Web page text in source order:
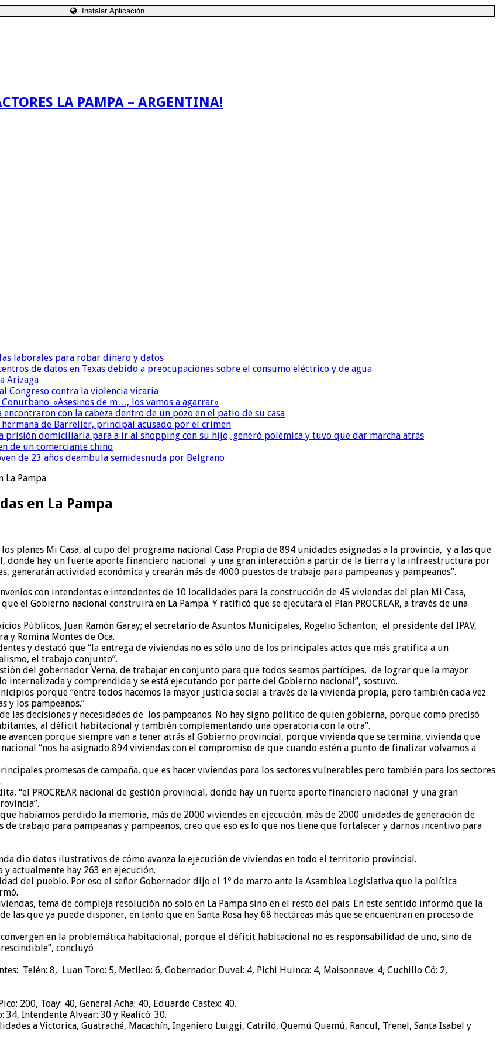
Instalar Aplicación
LA PAMPA – ARGENTINA!
laborales para robar dinero y datos
de datos en Texas debido a preocupaciones sobre el consumo eléctrico y de agua
Arizaga
Congreso contra la violencia vicaria
«Asesinos de m…, los vamos a agarrar»
con la cabeza dentro de un pozo en el patio de su casa
de Barrelier, principal acusado por el crimen
prisión domiciliaria para a ir al shopping con su hijo, generó polémica y tuvo que dar marcha atrás
de un comerciante chino
de 23 años deambula semidesnuda por Belgrano
La Pampa
en La Pampa
planes Mi Casa, al cupo del programa nacional Casa Propia de 894 unidades asignadas a la provincia, y a las que
donde hay un fuerte aporte financiero nacional y una gran interacción a partir de la tierra y la infraestructura por
actividad económica y crearán más de 4000 puestos de trabajo para pampeanas y pampeanos”.
con intendentas e intendentes de 10 localidades para la construcción de 45 viviendas del plan Mi Casa,
el Gobierno nacional construirá en La Pampa. Y ratificó que se ejecutará el Plan PROCREAR, a través de una
Públicos, Juan Ramón Garay; el secretario de Asuntos Municipales, Rogelio Schanton; el presidente del IPAV,
y Romina Montes de Oca.
y destacó que “la entrega de viviendas no es sólo uno de los principales actos que más gratifica a un
el trabajo conjunto”.
del gobernador Verna, de trabajar en conjunto para que todos seamos partícipes, de lograr que la mayor
internalizada y comprendida y se está ejecutando por parte del Gobierno nacional”, sostuvo.
porque “entre todos hacemos la mayor justicia social a través de la vivienda propia, pero también cada vez
y los pampeanos.”
las decisiones y necesidades de los pampeanos. No hay signo político de quien gobierna, porque como precisó
al déficit habitacional y también complementando una operatoria con la otra”.
avancen porque siempre van a tener atrás al Gobierno provincial, porque vivienda que se termina, vivienda que
“nos ha asignado 894 viviendas con el compromiso de que cuando estén a punto de finalizar volvamos a
promesas de campaña, que es hacer viviendas para los sectores vulnerables pero también para los sectores
“el PROCREAR nacional de gestión provincial, donde hay un fuerte aporte financiero nacional y una gran
habíamos perdido la memoria, más de 2000 viviendas en ejecución, más de 2000 unidades de generación de
de trabajo para pampeanas y pampeanos, creo que eso es lo que nos tiene que fortalecer y darnos incentivo para
dio datos ilustrativos de cómo avanza la ejecución de viviendas en todo el territorio provincial.
actualmente hay 263 en ejecución.
del pueblo. Por eso el señor Gobernador dijo el 1º de marzo ante la Asamblea Legislativa que la política
tema de compleja resolución no solo en La Pampa sino en el resto del país. En este sentido informó que la
que ya puede disponer, en tanto que en Santa Rosa hay 68 hectáreas más que se encuentran en proceso de
en la problemática habitacional, porque el déficit habitacional no es responsabilidad de uno, sino de
concluyó
Telén: 8, Luan Toro: 5, Metileo: 6, Gobernador Duval: 4, Pichi Huinca: 4, Maisonnave: 4, Cuchillo Có: 2,
200, Toay: 40, General Acha: 40, Eduardo Castex: 40.
Intendente Alvear: 30 y Realicó: 30.
a Victorica, Guatraché, Macachín, Ingeniero Luiggi, Catriló, Quemú Quemú, Rancul, Trenel, Santa Isabel y